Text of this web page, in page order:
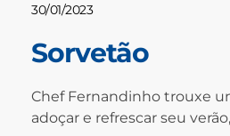
Sorvetão
30/01/2023
Chef Fernandinho trouxe
adoçar e refrescar seu